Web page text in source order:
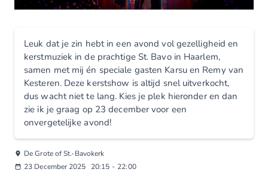
Leuk dat je zin hebt in een avond vol gezelligheid en
kerstmuziek in de prachtige St. Bavo in Haarlem,
samen met mij én speciale gasten Karsu en Remy van
Kesteren. Deze kerstshow is altijd snel uitverkocht,
dus wacht niet te lang. Kies je plek hieronder en dan
zie ik je graag op 23 december voor een
onvergetelijke avond!
De Grote of St.-Bavokerk
23 December 2025
20:15 - 22:00